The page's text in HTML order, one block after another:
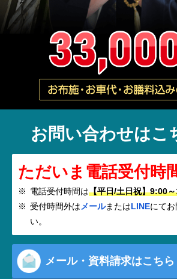
お問い合わせはこ
ただいま電話受付時
電話受付時間は【平日/土日祝】9:00
受付時間外はメールまたはLINEにて
い。
メール・資料請求はこちら